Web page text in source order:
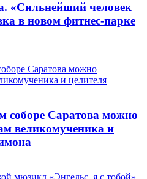
«Сильнейший человек
в новом фитнес-парке
соборе Саратова можно
великомученика и